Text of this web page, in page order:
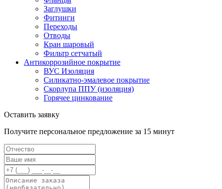
Заглушки
Фитинги
Переходы
Отводы
Кран шаровый
Фильтр сетчатый
Антикоррозийное покрытие
ВУС Изоляция
Силикатно-эмалевое покрытие
Скорлупа ППУ (изоляция)
Горячее цинкование
Оставить заявку
Получите персональное предложение за 15 минут